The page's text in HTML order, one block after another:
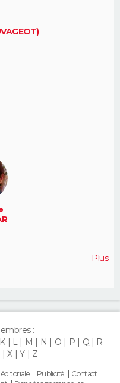
Plus
:
K L M N O P Q
R
X Y Z
Publicité
Contact